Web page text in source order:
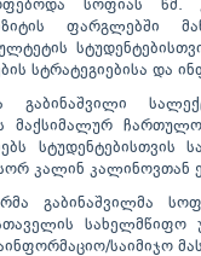
სოფიას წმ.
ფარგლებში
სტრატეგიებისა და
გაბინაშვილი
მაქსიმალურ
სტუდენტებისთვის
კალინ კალინოვთან
გაბინაშვილმა
სახელმწიფო
საიმიჯო